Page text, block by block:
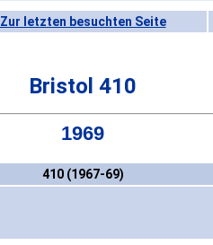
Zur letzten besuchten Seite
Bristol 410
1969
410 (1967-69)